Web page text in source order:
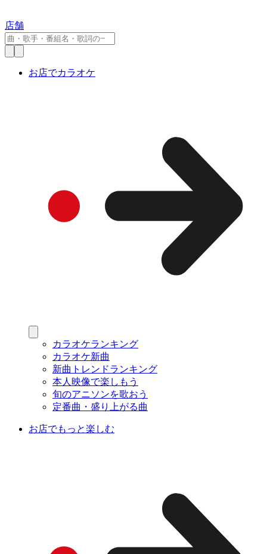
店舗
お店でカラオケ
カラオケランキング
カラオケ新曲
新曲トレンドランキング
本人映像で楽しもう
旬のアニソンを歌おう
定番曲・盛り上がる曲
お店でもっと楽しむ